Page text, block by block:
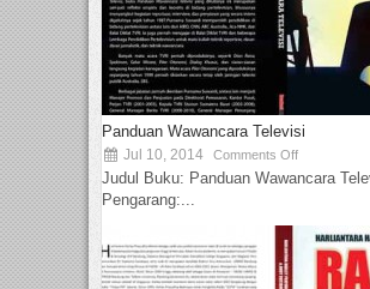
Panduan Wawancara Televisi
Jul 10, 2014 Comments Off
Judul Buku: Panduan Wawancara
Pengarang:...